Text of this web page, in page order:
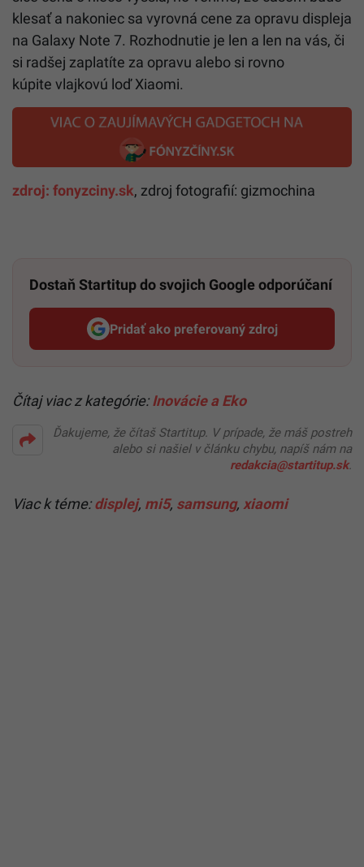
klesať a nakoniec sa vyrovná cene za opravu displeja
na Galaxy Note 7. Rozhodnutie je len a len na vás, či
si radšej zaplatíte za opravu alebo si rovno
kúpite vlajkovú loď Xiaomi.
zdroj: fonyzciny.sk, zdroj fotografií: gizmochina
Dostaň Startitup do svojich Google odporúčaní
Pridať ako preferovaný zdroj
Startitup, odkaz sa otvorí v
Čítaj viac z kategórie: Inovácie a Eko
Ďakujeme, že čítaš Startitup. V prípade, že máš postreh
alebo si našiel v článku chybu, napíš nám na
redakcia@startitup.sk.
Viac k téme:displej, mi5, samsung, xiaomi